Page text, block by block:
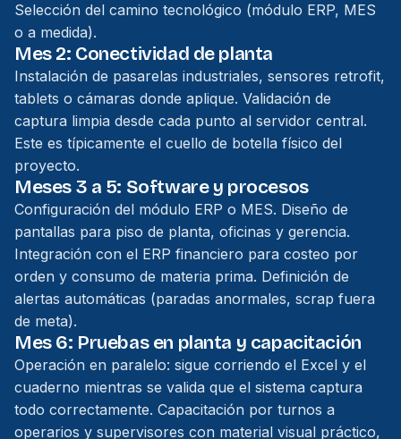
Selección del camino tecnológico (módulo ERP, MES
o a medida).
Mes 2: Conectividad de planta
Instalación de pasarelas industriales, sensores retrofit,
tablets o cámaras donde aplique. Validación de
captura limpia desde cada punto al servidor central.
Este es típicamente el cuello de botella físico del
proyecto.
Meses 3 a 5: Software y procesos
Configuración del módulo ERP o MES. Diseño de
pantallas para piso de planta, oficinas y gerencia.
Integración con el ERP financiero para costeo por
orden y consumo de materia prima. Definición de
alertas automáticas (paradas anormales, scrap fuera
de meta).
Mes 6: Pruebas en planta y capacitación
Operación en paralelo: sigue corriendo el Excel y el
cuaderno mientras se valida que el sistema captura
todo correctamente. Capacitación por turnos a
operarios y supervisores con material visual práctico,